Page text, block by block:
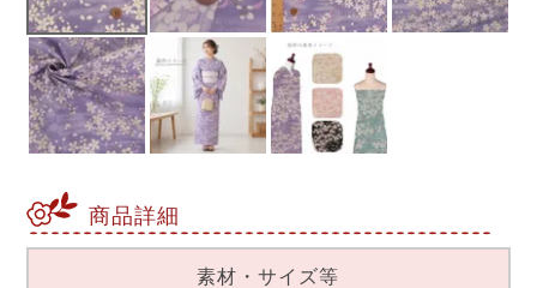
商品詳細
素材・サイズ等